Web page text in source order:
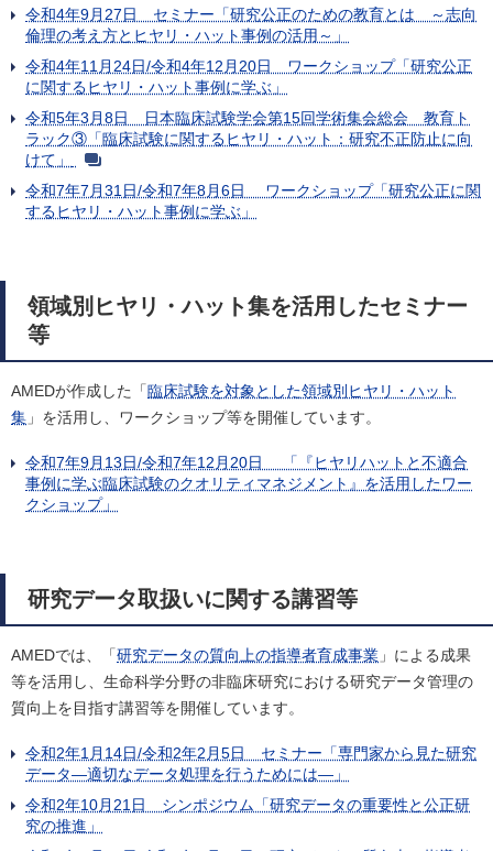
令和4年9月27日 セミナー「研究公正のための教育とは ～志向
倫理の考え方とヒヤリ・ハット事例の活用～」
令和4年11月24日/令和4年12月20日 ワークショップ「研究公正
に関するヒヤリ・ハット事例に学ぶ」
令和5年3月8日 日本臨床試験学会第15回学術集会総会 教育ト
ラック③「臨床試験に関するヒヤリ・ハット：研究不正防止に向
けて」
令和7年7月31日/令和7年8月6日 ワークショップ「研究公正に関
するヒヤリ・ハット事例に学ぶ」
領域別ヒヤリ・ハット集を活用したセミナー
等
AMEDが作成した「臨床試験を対象とした領域別ヒヤリ・ハット
集 」を活用し、ワークショップ等を開催しています。
令和7年9月13日/令和7年12月20日 「『ヒヤリハットと不適合
事例に学ぶ臨床試験のクオリティマネジメント』を活用したワー
クショップ」
研究データ取扱いに関する講習等
AMEDでは、「研究データの質向上の指導者育成事業 」による成果
等を活用し、生命科学分野の非臨床研究における研究データ管理の
質向上を目指す講習等を開催しています。
令和2年1月14日/令和2年2月5日 セミナー「専門家から見た研究
データ―適切なデータ処理を行うためには―」
令和2年10月21日 シンポジウム「研究データの重要性と公正研
究の推進」